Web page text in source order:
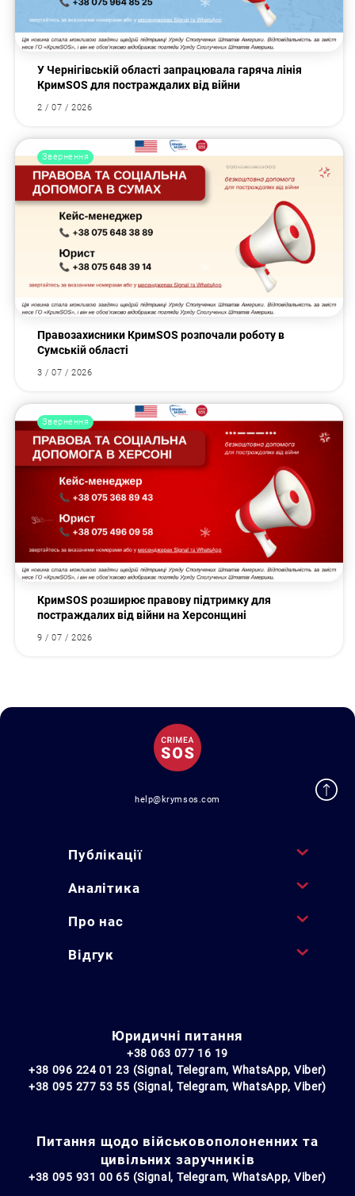
У Чернігівській області запрацювала гаряча лінія
КримSOS для постраждалих від війни
2 / 07 / 2026
Звернення
Правозахисники КримSOS розпочали роботу в
Сумській області
3 / 07 / 2026
Звернення
КримSOS розширює правову підтримку для
постраждалих від війни на Херсонщині
9 / 07 / 2026
help@krymsos.com
Публікації
Аналітика
Про нас
Відгук
Юридичні питання
+38 063 077 16 19
+38 096 224 01 23 (Signal, Telegram, WhatsApp, Viber)
+38 095 277 53 55 (Signal, Telegram, WhatsApp, Viber)
Питання щодо військовополоненних та
цивільних заручників
+38 095 931 00 65 (Signal, Telegram, WhatsApp, Viber)